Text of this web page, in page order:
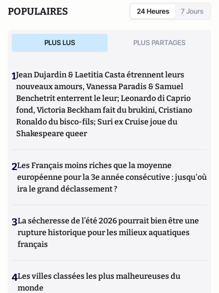
POPULAIRES 24 Heures 7 Jours
PLUS LUS PLUS PARTAGES
1Jean Dujardin & Laetitia Casta étrennent leurs
nouveaux amours, Vanessa Paradis & Samuel
Benchetrit enterrent le leur; Leonardo di Caprio
fond, Victoria Beckham fait du brukini, Cristiano
Ronaldo du bisco-fils; Suri ex Cruise joue du
Shakespeare queer
2Les Français moins riches que la moyenne
européenne pour la 3e année consécutive : jusqu'où
ira le grand déclassement ?
3La sécheresse de l’été 2026 pourrait bien être une
rupture historique pour les milieux aquatiques
français
4Les villes classées les plus malheureuses du
monde